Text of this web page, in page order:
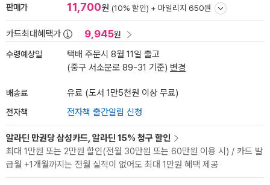
판매가 11,700원 (10% 할인) + 마일리지 650원
카드최대혜택가 9,945원
수령예상일
택배 주문시 8월 11일 출고
(중구 서소문로 89-31 기준) 변경
배송료 유료 (도서 1만5천원 이상 무료)
전자책 전자책 출간알림 신청
알라딘 만권당 삼성카드, 알라딘 15% 청구 할인
최대 1만원 또는 2만원 할인(전월 30만원 또는 60만원 이용 시) / 카드 발
급월 +1개월까지는 전월 실적이 없어도 최대 1만원 혜택 제공